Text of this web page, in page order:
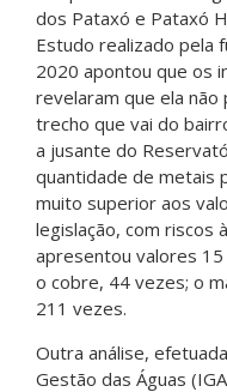
dos Pataxó e Pataxó
Estudo realizado pela
2020 apontou que os
revelaram que ela não
trecho que vai do
a jusante do
quantidade de metais
muito superior aos
legislação, com riscos
apresentou valores
o cobre, 44 vezes; o
211 vezes.
Outra análise,
Gestão das Águas